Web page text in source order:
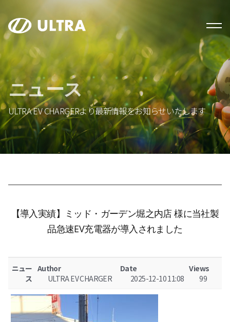
ニュース
ULTRA EV CHARGERより最新情報をお知らせいたします
【導入実績】ミッド・ガーデン堀之内店 様に当社製
品急速EV充電器が導入されました
ニュー
ス
Author
ULTRA EV CHARGER
Date
2025-12-10 11:08
Views
99